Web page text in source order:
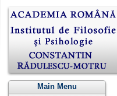
Main Menu